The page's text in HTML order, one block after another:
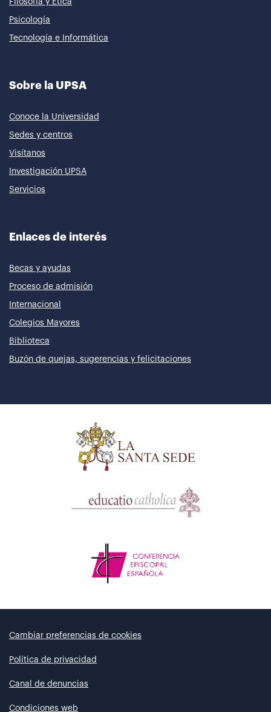
Psicología
Tecnología e Informática
Sobre la UPSA
Conoce la Universidad
Sedes y centros
Visítanos
Investigación UPSA
Servicios
Enlaces de interés
Becas y ayudas
Proceso de admisión
Internacional
Colegios Mayores
Biblioteca
Buzón de quejas, sugerencias y felicitaciones
Cambiar preferencias de cookies
Política de privacidad
Canal de denuncias
Condiciones web